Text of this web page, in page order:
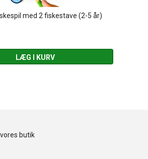
med 2 fiskestave (2-5 år)
LÆG I KURV
butik